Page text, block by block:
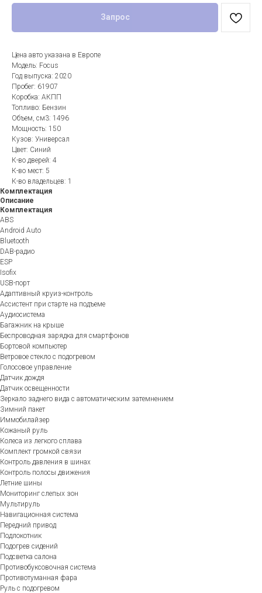
Запрос
Цена авто указана в Европе
Модель: Focus
Год выпуска: 2020
Пробег: 61907
Коробка: АКПП
Топливо: Бензин
Объем, см3: 1496
Мощность: 150
Кузов: Универсал
Цвет: Синий
К-во дверей: 4
К-во мест: 5
К-во владельцев: 1
Комплектация
Описание
Комплектация
ABS
Android Auto
Bluetooth
DAB-радио
ESP
Isofix
USB-порт
Адаптивный круиз-контроль
Ассистент при старте на подъеме
Аудиосистема
Багажник на крыше
Беспроводная зарядка для смартфонов
Бортовой компьютер
Ветровое стекло с подогревом
Голосовое управление
Датчик дождя
Датчик освещенности
Зеркало заднего вида с автоматическим затемнением
Зимний пакет
Иммобилайзер
Кожаный руль
Колеса из легкого сплава
Комплект громкой связи
Контроль давления в шинах
Контроль полосы движения
Летние шины
Мониторинг слепых зон
Мультируль
Навигационная система
Передний привод
Подлокотник
Подогрев сидений
Подсветка салона
Противобуксовочная система
Противотуманная фара
Руль с подогревом